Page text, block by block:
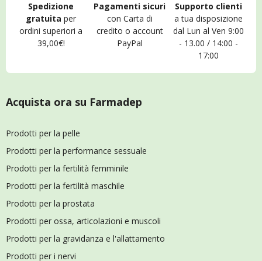
Spedizione
gratuita per
ordini superiori a
39,00€!
Pagamenti sicuri
con Carta di
credito o account
PayPal
Supporto clienti
a tua disposizione
dal Lun al Ven 9:00
- 13.00 / 14:00 -
17:00
Acquista ora su Farmadep
Prodotti per la pelle
Prodotti per la performance sessuale
Prodotti per la fertilità femminile
Prodotti per la fertilità maschile
Prodotti per la prostata
Prodotti per ossa, articolazioni e muscoli
Prodotti per la gravidanza e l'allattamento
Prodotti per i nervi